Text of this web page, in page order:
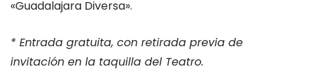
«Guadalajara Diversa».
* Entrada gratuita, con retirada previa de
invitación en la taquilla del Teatro.